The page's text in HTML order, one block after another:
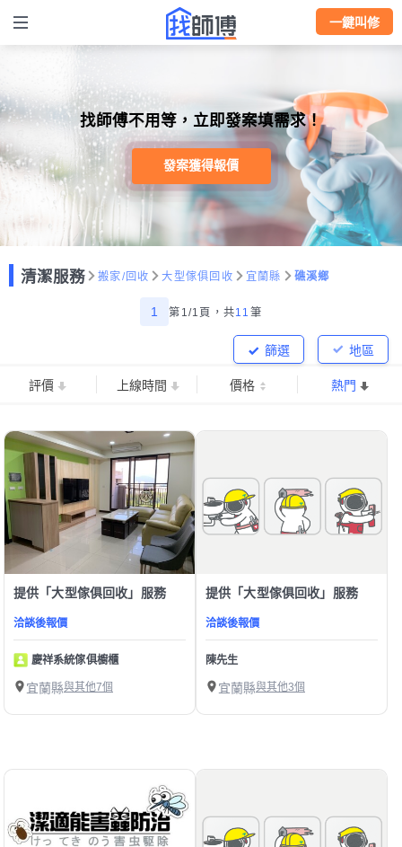
一鍵叫修
找師傅不用等，立即發案填需求！
發案獲得報價
清潔服務 搬家/回收 大型傢俱回收 宜蘭縣 礁溪鄉
1 第1/1頁， 共11 筆
地區
篩選
評價 上線時間 價格 熱門
提供「大型傢俱回收」服務
洽談後報價
慶祥系統傢俱櫥櫃
宜蘭縣與其他7個
提供「大型傢俱回收」服務
洽談後報價
陳先生
宜蘭縣與其他3個